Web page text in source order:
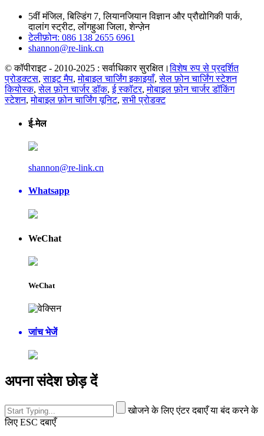
5वीं मंजिल, बिल्डिंग 7, लियानजियान विज्ञान और प्रौद्योगिकी पार्क,
दालांग स्ट्रीट, लोंगहुआ जिला, शेन्ज़ेन
टेलीफ़ोन: 086 138 2655 6961
shannon@re-link.cn
© कॉपीराइट - 2010-2025 : सर्वाधिकार सुरक्षित।विशेष रुप से प्रदर्शित
प्रोडक्टस,साइट मैप,मोबाइल चार्जिंग इकाइयाँ,सेल फ़ोन चार्जिंग स्टेशन
कियोस्क,सेल फ़ोन चार्जर डॉक,ई स्कॉटर,मोबाइल फ़ोन चार्जर डॉकिंग
स्टेशन,मोबाइल फ़ोन चार्जिंग यूनिट,सभी प्रोडक्ट
ई-मेल
shannon@re-link.cn
Whatsapp
WeChat
WeChat
जांच भेजें
अपना संदेश छोड़ दें
खोजने के लिए एंटर दबाएँ या बंद करने के
लिए ESC दबाएँ